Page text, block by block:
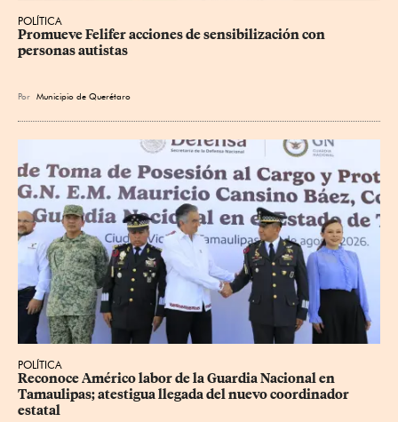
POLÍTICA
Promueve Felifer acciones de sensibilización con
personas autistas
Por Municipio de Querétaro
POLÍTICA
Reconoce Américo labor de la Guardia Nacional en
Tamaulipas; atestigua llegada del nuevo coordinador
estatal